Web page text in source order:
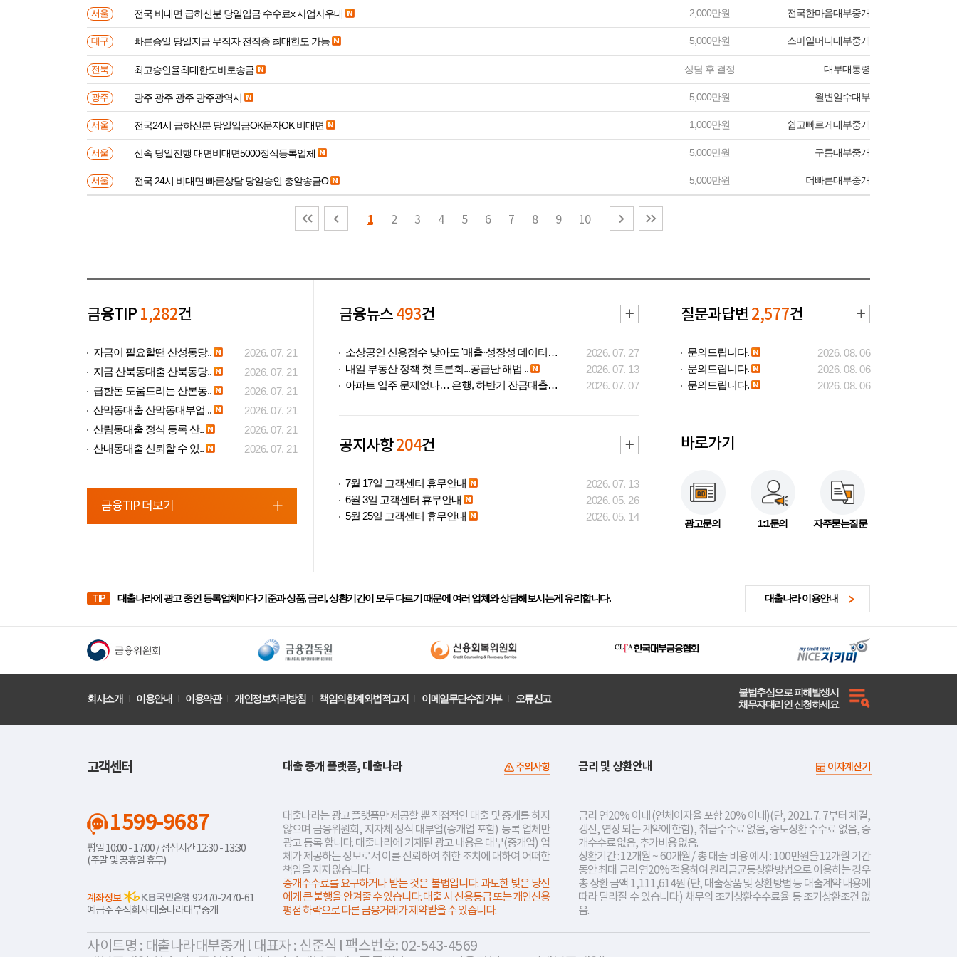
서울 전국 비대면 급하신분 당일입금 수수료x 사업자우대 2,000만원 전국한마음대부중개
대구 빠른승일 당일지급 무직자 전직종 최대한도 가능 5,000만원 스마일머니대부중개
전북 최고승인율최대한도바로송금 상담 후 결정 대부대통령
광주 광주 광주 광주 광주광역시 5,000만원 월변일수대부
서울 전국24시 급하신분 당일입금OK문자OK 비대면 1,000만원 쉽고빠르게대부중개
서울 신속 당일진행 대면비대면5000정식등록업체 5,000만원 구름대부중개
서울 전국 24시 비대면 빠른상담 당일승인 총알송금O 5,000만원 더빠른대부중개
1 2 3 4 5 6 7 8 9 10
금융TIP 1,282건
자금이 필요할땐 산성동당..
2026. 07. 21
지금 산북동대출 산북동당..
2026. 07. 21
급한돈 도움드리는 산본동..
2026. 07. 21
산막동대출 산막동대부업 ..
2026. 07. 21
산림동대출 정식 등록 산..
2026. 07. 21
산내동대출 신뢰할 수 있..
2026. 07. 21
금융TIP 더보기
금융뉴스493건
소상공인 신용점수 낮아도 '매출·성장성 데이터..
2026. 07. 27
내일 부동산 정책 첫 토론회...공급난 해법 ..
2026. 07. 13
아파트 입주 문제없나… 은행, 하반기 잔금대출..
2026. 07. 07
공지사항204건
7월 17일 고객센터 휴무안내
2026. 07. 13
6월 3일 고객센터 휴무안내
2026. 05. 26
5월 25일 고객센터 휴무안내
2026. 05. 14
질문과답변 2,577건
문의드립니다.
2026. 08. 06
문의드립니다.
2026. 08. 06
문의드립니다.
2026. 08. 06
바로가기
광고문의 1:1문의 자주묻는질문
TIP 대출나라에 광고 중인 등록업체마다 기준과 상품, 금리, 상환기간이 모두 다르기 때문에 여러 업체와 상담해보시는게 유리합니다. 대출나라 이용안내
회사소개 이용안내 이용약관 개인정보처리방침 책임의한계와법적고지 이메일무단수집거부 오류신고
불법추심으로 피해발생시
채무자대리인 신청하세요
고객센터
1599-9687
평일 10:00 - 17:00 / 점심시간 12:30 - 13:30
(주말 및 공휴일 휴무)
계좌정보
92470-2470-61
예금주 주식회사 대출나라대부중개
대출 중개 플랫폼, 대출나라 주의사항
대출나라는 광고 플랫폼만 제공할 뿐 직접적인 대출 및 중개를 하지
않으며 금융위원회, 지자체 정식 대부업(중개업 포함) 등록 업체만
광고 등록 합니다. 대출나라에 기재된 광고 내용은 대부(중개업) 업
체가 제공하는 정보로서 이를 신뢰하여 취한 조치에 대하여 어떠한
책임을 지지 않습니다.
중개수수료를 요구하거나 받는 것은 불법입니다. 과도한 빚은 당신
에게 큰 불행을 안겨줄 수 있습니다. 대출 시 신용등급 또는 개인신용
평점 하락으로 다른 금융거래가 제약받을 수 있습니다.
금리 및 상환안내 이자계산기
금리 연20% 이내 (연체이자율 포함 20% 이내)(단, 2021. 7. 7부터 체결,
갱신, 연장 되는 계약에 한함), 취급수수료 없음, 중도상환 수수료 없음, 중
개수수료 없음, 추가비용 없음.
상환기간 : 12개월 ~ 60개월 / 총 대출 비용 예시 : 100만원을 12개월 기간
동안 최대 금리 연20% 적용하여 원리금균등상환방법으로 이용하는 경우
총 상환 금액 1,111,614원 (단, 대출상품 및 상환방법 등 대출계약 내용에
따라 달라질 수 있습니다.) 채무의 조기상환수수료율 등 조기상환조건 없
음.
사이트명 : 대출나라대부중개 l 대표자 : 신준식 l 팩스번호: 02-543-4569